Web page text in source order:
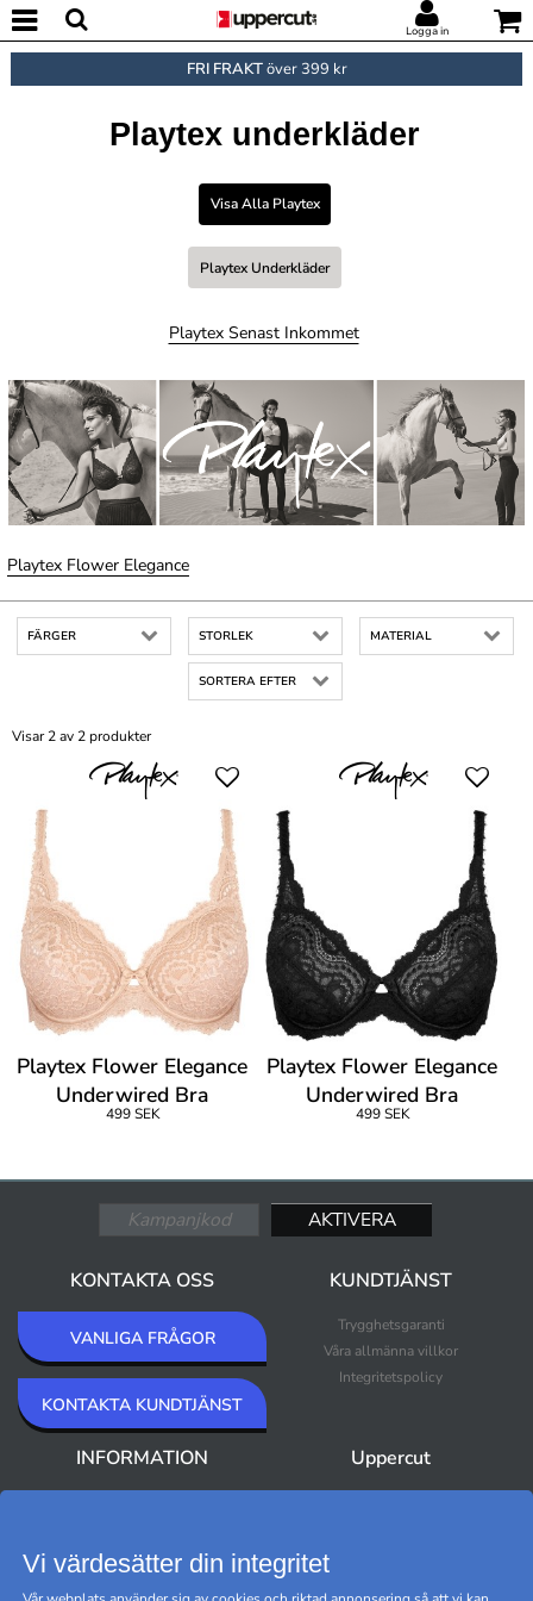
Logga in
FRI FRAKTöver 399 kr
Playtex underkläder
Visa Alla Playtex
Playtex Underkläder
Playtex Senast Inkommet
Playtex Flower Elegance
FÄRGER STORLEK MATERIAL
SORTERA EFTER
Visar 2 av 2 produkter
Playtex Flower Elegance
Underwired Bra
499 SEK
Playtex Flower Elegance
Underwired Bra
499 SEK
KONTAKTA OSS
VANLIGA FRÅGOR
KONTAKTA KUNDTJÄNST
KUNDTJÄNST
Trygghetsgaranti
Våra allmänna villkor
Integritetspolicy
INFORMATION Uppercut
Vi värdesätter din integritet